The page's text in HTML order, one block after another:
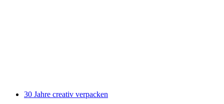
30 Jahre creativ verpacken